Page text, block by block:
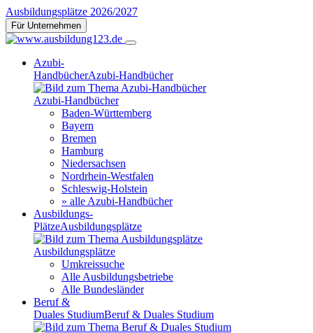
Ausbildungsplätze 2026/2027
Für Unternehmen
Azubi-
HandbücherAzubi-Handbücher
Azubi-Handbücher
Baden-Württemberg
Bayern
Bremen
Hamburg
Niedersachsen
Nordrhein-Westfalen
Schleswig-Holstein
» alle Azubi-Handbücher
Ausbildungs-
PlätzeAusbildungsplätze
Ausbildungsplätze
Umkreissuche
Alle Ausbildungsbetriebe
Alle Bundesländer
Beruf &
Duales StudiumBeruf & Duales Studium